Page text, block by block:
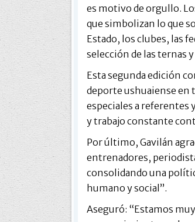
es motivo de orgullo.
que simbolizan lo que
Estado, los clubes, las
selección de las ternas
Esta segunda edición
deporte ushuaiense en
especiales a
y trabajo constante
Por último, Gavilán
entrenadores,
consolidando una
humano y social”.
Aseguró: “Estamos